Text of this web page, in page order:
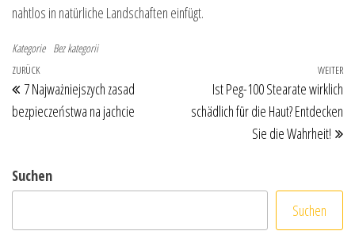
nahtlos in natürliche Landschaften einfügt.
Kategorie Bez kategorii
Beitragsnavigation
Vorheriger Beitrag
ZURÜCK
7 Najważniejszych zasad
bezpieczeństwa na jachcie
WEITER
Ist Peg-100 Stearate wirklich
schädlich für die Haut? Entdecken
Sie die Wahrheit!
Suchen
Suchen